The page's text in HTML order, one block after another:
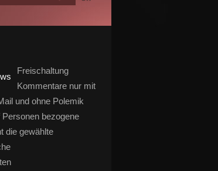
Freischaltung
Kommentare nur mit
und ohne Polemik
bezogene
die gewählte